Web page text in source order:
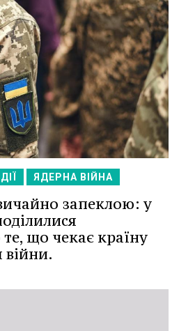
ЯДЕРНА ВІЙНА
запеклою: у
що чекає країну
війни.